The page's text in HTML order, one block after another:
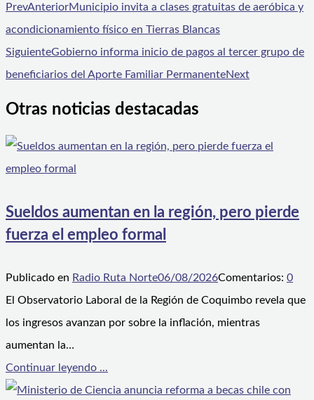
PrevAnteriorMunicipio invita a clases gratuitas de aeróbica y
acondicionamiento físico en Tierras Blancas
SiguienteGobierno informa inicio de pagos al tercer grupo de
beneficiarios del Aporte Familiar PermanenteNext
Otras noticias destacadas
Sueldos aumentan en la región, pero pierde
fuerza el empleo formal
Publicado en Radio Ruta Norte06/08/2026Comentarios: 0
El Observatorio Laboral de la Región de Coquimbo revela que
los ingresos avanzan por sobre la inflación, mientras
aumentan la…
Continuar leyendo ...